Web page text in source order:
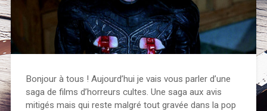
Bonjour à tous ! Aujourd’hui je vais vous parler d’une
saga de films d’horreurs cultes. Une saga aux avis
mitigés mais qui reste malgré tout gravée dans la pop